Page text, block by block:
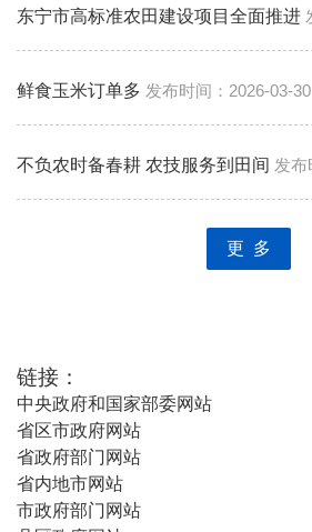
东宁市高标准农田建设项目全面推进
鲜食玉米订单多 2026-03-30
不负农时备春耕 农技服务到田间
更 多
链接：
中央政府和国家部委网站
省区市政府网站
省政府部门网站
省内地市网站
市政府部门网站